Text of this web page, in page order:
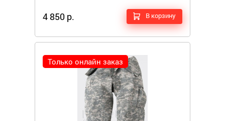
4 850 р. В корзину
Только онлайн заказ